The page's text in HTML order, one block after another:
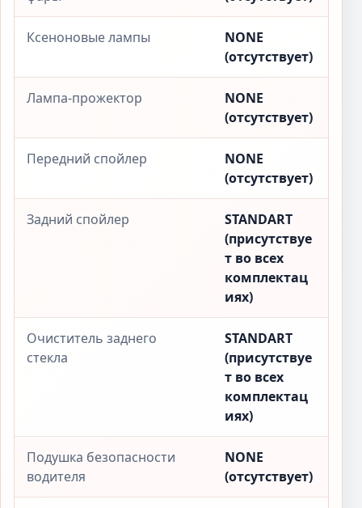
Ксеноновые лампы
NONE
(отсутствует)
Лампа-прожектор
NONE
(отсутствует)
Передний спойлер
NONE
(отсутствует)
Задний спойлер
STANDART
(присутствуе
т во всех
комплектац
иях)
Очиститель заднего
стекла
STANDART
(присутствуе
т во всех
комплектац
иях)
Подушка безопасности
водителя
NONE
(отсутствует)